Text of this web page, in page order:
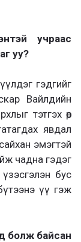
учраас
уу?
гэдгийг
Вайлдийн
тэтгэх өөр
явдал
эмэгтэй
чадна гэдэг
бус
үү гэж
болж байсан